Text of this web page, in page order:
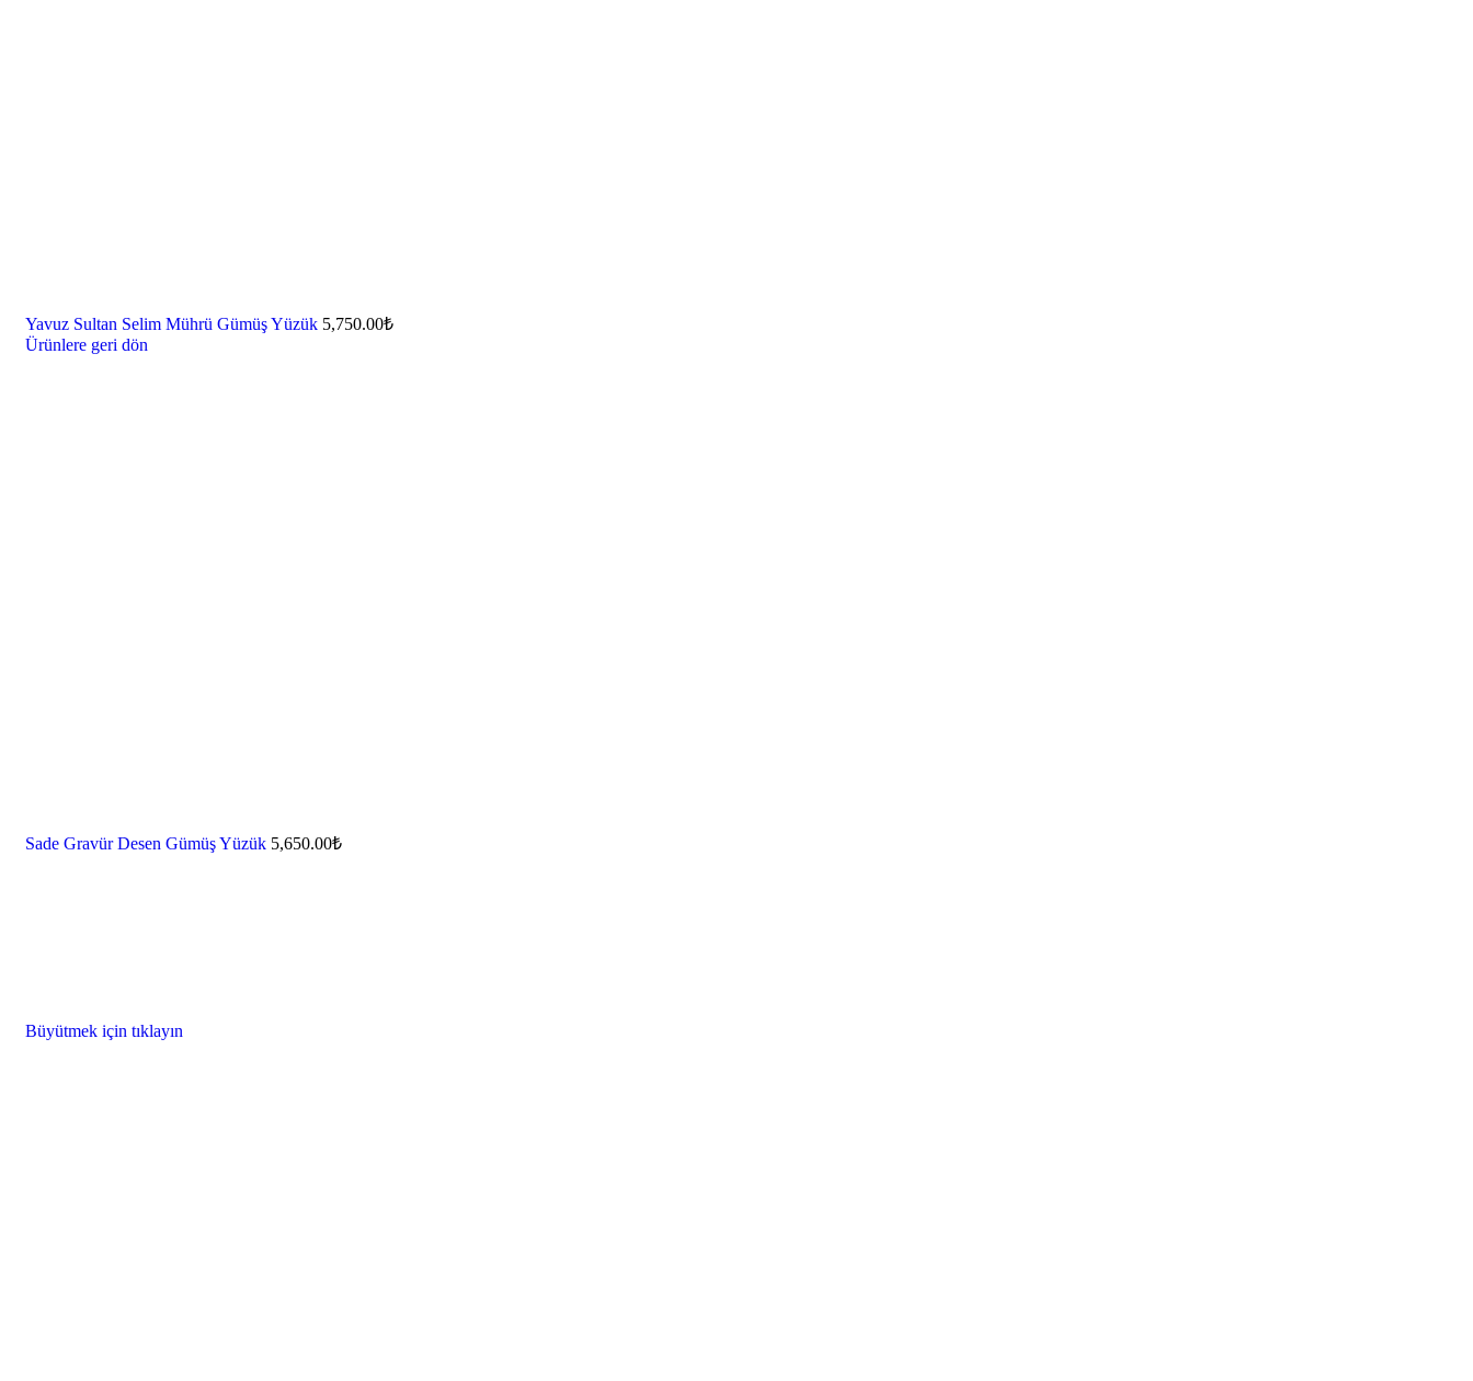
Yavuz Sultan Selim Mührü Gümüş Yüzük 5,750.00₺
Ürünlere geri dön
Sade Gravür Desen Gümüş Yüzük 5,650.00₺
Büyütmek için tıklayın